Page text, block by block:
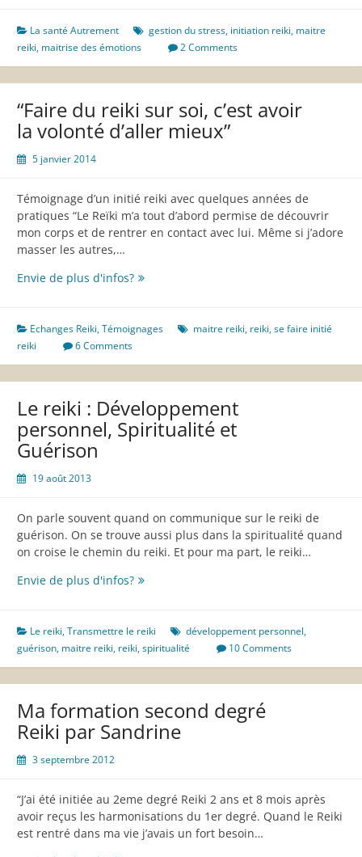
outil
pour
gérer
son
La santé Autrement gestion du stress, initiation reiki, maitre
reiki, maitrise des émotions 2 Comments
“Faire du reiki sur soi, c’est avoir
la volonté d’aller mieux”
5 janvier 2014
Témoignage d’un initié reiki avec quelques années de
pratiques “Le Reïki m’a tout d’abord permise de découvrir
mon corps et de rentrer en contact avec lui. Même si j’adore
masser les autres,…
Envie de plus d'infos?“Faire
sur
c’est
avoir
volonté
d’aller
Echanges Reiki,Témoignages maitre reiki, reiki,se faire initié
reiki
6 Comments
Le reiki : Développement
personnel, Spiritualité et
Guérison
19 août 2013
On parle souvent quand on communique sur le reiki de
guérison. On se trouve aussi plus dans la spiritualité quand
on croise le chemin du reiki. Et pour ma part, le reiki…
Envie de plus d'infos?Le
Développement
personnel,
Spiritualité
et
Le reiki,Transmettre le reiki développement personnel,
guérison, maitre reiki, reiki,spiritualité 10 Comments
Ma formation second degré
Reiki par Sandrine
3 septembre 2012
“J’ai été initiée au 2eme degré Reiki 2 ans et 8 mois après
avoir reçus les harmonisations du 1er degré. Quand le Reiki
est rentré dans ma vie j’avais un fort besoin…